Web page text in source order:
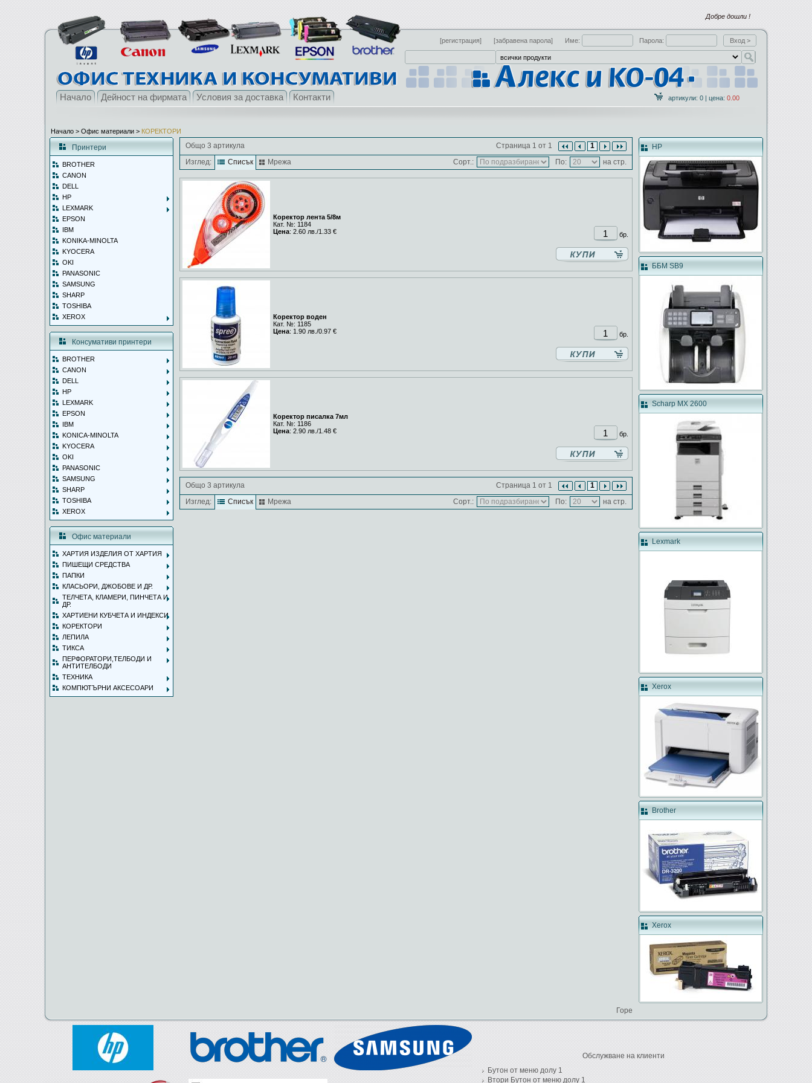
Добре дошли !
[регистрация] [забравена парола] Име: Парола:
Начало Дейност на фирмата Условия за доставка Контакти артикули: 0 | цена: 0.00
Начало > Офис материали > КОРЕКТОРИ
Принтери
BROTHER
CANON
DELL
HP
LEXMARK
EPSON
IBM
KONIKA-MINOLTA
KYOCERA
OKI
PANASONIC
SAMSUNG
SHARP
TOSHIBA
XEROX
Консумативи принтери
BROTHER
CANON
DELL
HP
LEXMARK
EPSON
IBM
KONICA-MINOLTA
KYOCERA
OKI
PANASONIC
SAMSUNG
SHARP
TOSHIBA
XEROX
Офис материали
ХАРТИЯ ИЗДЕЛИЯ ОТ ХАРТИЯ
ПИШЕЩИ СРЕДСТВА
ПАПКИ
КЛАСЬОРИ, ДЖОБОВЕ И ДР.
ТЕЛЧЕТА, КЛАМЕРИ, ПИНЧЕТА И
ДР.
ХАРТИЕНИ КУБЧЕТА И ИНДЕКСИ
КОРЕКТОРИ
ЛЕПИЛА
ТИКСА
ПЕРФОРАТОРИ,ТЕЛБОДИ И
АНТИТЕЛБОДИ
ТЕХНИКА
КОМПЮТЪРНИ АКСЕСОАРИ
Общо 3 артикула Страница 1 от 1
1
Изглед:
Списък Мрежа Сорт.: По: на стр.
Коректор лента 5/8м
Кат. №: 1184
Цена: 2.60 лв./1.33 € бр.
Коректор воден
Кат. №: 1185
Цена: 1.90 лв./0.97 € бр.
Коректор писалка 7мл
Кат. №: 1186
Цена: 2.90 лв./1.48 € бр.
Общо 3 артикула Страница 1 от 1
1
Изглед:
Списък Мрежа Сорт.: По: на стр.
HP
ББМ SB9
Scharp MX 2600
Lexmark
Xerox
Brother
Xerox
Горе
Обслужване на клиенти
Бутон от меню долу 1
Втори Бутон от меню долу 1